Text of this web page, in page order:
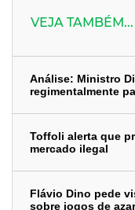
VEJA TAMBÉM...
Análise: Ministro
regimentalmente
Toffoli alerta que
mercado ilegal
Flávio Dino pede
sobre jogos de azar